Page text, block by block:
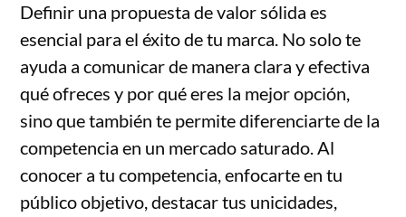
Definir una propuesta de valor sólida es
esencial para el éxito de tu marca. No solo te
ayuda a comunicar de manera clara y efectiva
qué ofreces y por qué eres la mejor opción,
sino que también te permite diferenciarte de la
competencia en un mercado saturado. Al
conocer a tu competencia, enfocarte en tu
público objetivo, destacar tus unicidades,